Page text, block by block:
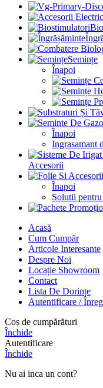
Semințe
Înapoi
Înapoi
Ingrasamant
Accesorii
Înapoi
Solutii
Acasă
Cum Cumpăr
Articole Interesante
Despre Noi
Locație Showroom
Contact
Lista De Dorințe
Autentificare /
Coș de cumpărături
Închide
Autentificare
Închide
Nu ai inca un cont?